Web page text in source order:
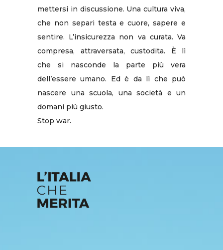
mettersi in discussione. Una cultura viva,
che non separi testa e cuore, sapere e
sentire. L’insicurezza non va curata. Va
compresa, attraversata, custodita. È lì
che si nasconde la parte più vera
dell’essere umano. Ed è da lì che può
nascere una scuola, una società e un
domani più giusto.
Stop war.